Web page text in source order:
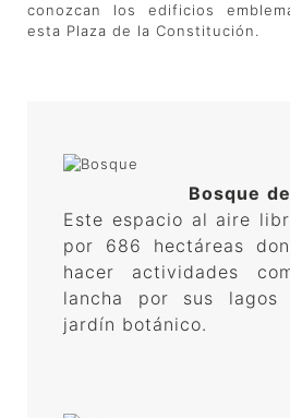
conozcan los edificios
esta Plaza de la Constitución.
Bosque
Este espacio al aire
por 686 hectáreas
hacer actividades
lancha por sus
jardín botánico.